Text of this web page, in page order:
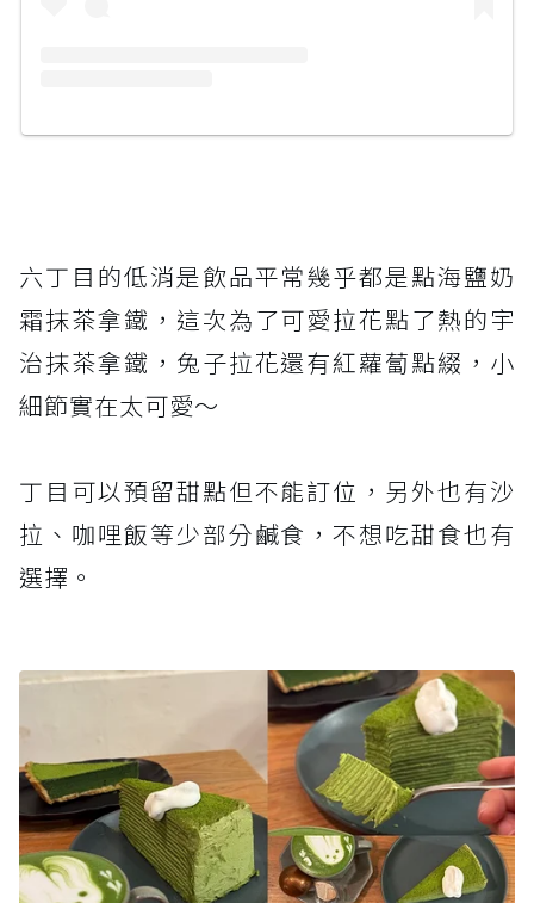
六丁目的低消是飲品平常幾乎都是點海鹽奶
霜抹茶拿鐵，這次為了可愛拉花點了熱的宇
治抹茶拿鐵，兔子拉花還有紅蘿蔔點綴，小
細節實在太可愛～
丁目可以預留甜點但不能訂位，另外也有沙
拉、咖哩飯等少部分鹹食，不想吃甜食也有
選擇。